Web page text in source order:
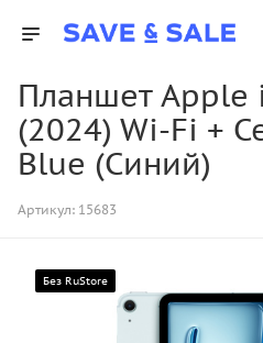
Планшет Apple
(2024) Wi-Fi +
Blue (Синий)
Артикул: 15683
Без RuStore